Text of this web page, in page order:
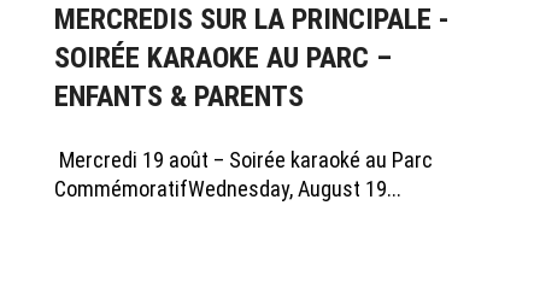
MERCREDIS SUR LA PRINCIPALE -
SOIRÉE KARAOKE AU PARC –
ENFANTS & PARENTS
Mercredi 19 août – Soirée karaoké au Parc
CommémoratifWednesday, August 19...